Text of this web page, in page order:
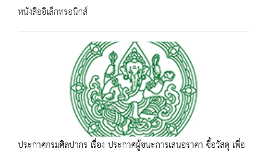
หนังสืออิเล็กทรอนิกส์
ประกาศกรมศิลปากร เรื่อง ประกาศผู้ชนะการเสนอราคา ซื้อวัสดุ เพื่อ